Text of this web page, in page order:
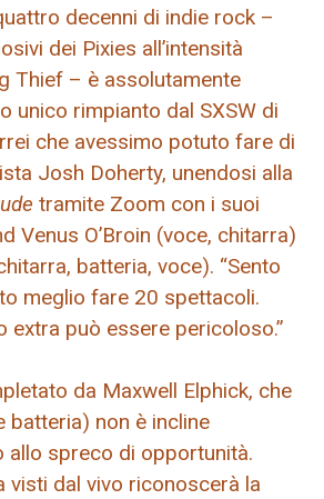
decenni di indie rock –
dei Pixies all’intensità
Thief – è assolutamente
unico rimpianto dal SXSW di
che avessimo potuto fare di
Josh Doherty, unendosi alla
tramite Zoom con i suoi
Venus O’Broin (voce, chitarra)
batteria, voce). “Sento
meglio fare 20 spettacoli.
extra può essere pericoloso.”
da Maxwell Elphick, che
batteria) non è incline
allo spreco di opportunità.
visti dal vivo riconoscerà la